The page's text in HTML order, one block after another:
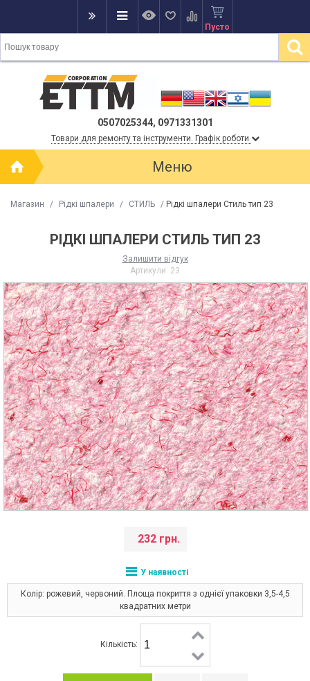
Пусто
0507025344, 0971331301
Товари для ремонту та інструменти. Графік роботи
Меню
Магазин / Рідкі шпалери / СТИЛЬ / Рідкі шпалери Стиль тип 23
РІДКІ ШПАЛЕРИ СТИЛЬ ТИП 23
Залишити відгук
Артикули: 23
232 грн.
У наявності
Колір: рожевий, червоний. Площа покриття з однієї упаковки 3,5-4,5
квадратних метри
Кількість: